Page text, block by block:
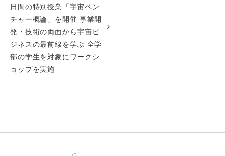
日間の特別授業「宇宙ベン
チャー概論」を開催 事業開
発・技術の両面から宇宙ビ
ジネスの最前線を学ぶ 全学
部の学生を対象にワークシ
ョップを実施